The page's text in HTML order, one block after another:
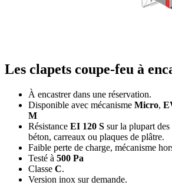
Les clapets coupe-feu à
À encastrer dans une réservation.
Disponible avec mécanisme Micro,
M
Résistance EI 120 S sur la plupart
béton, carreaux ou plaques de plâtre.
Faible perte de charge, mécanisme
Testé à 500 Pa
Classe C.
Version inox sur demande.